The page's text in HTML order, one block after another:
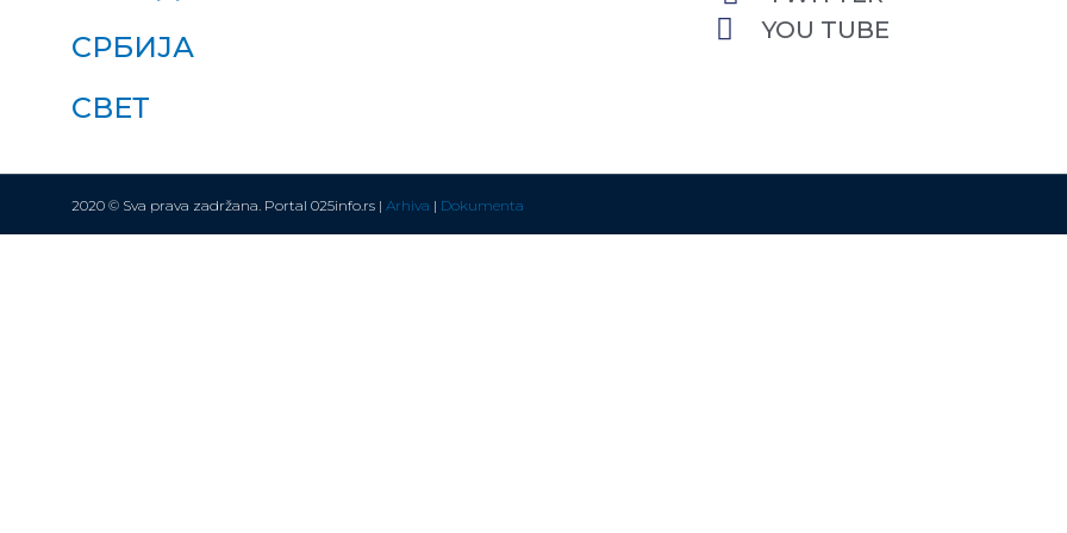
СРБИЈА
СВЕТ
YOU TUBE
2020 © Sva prava zadržana. Portal 025info.rs | Arhiva | Dokumenta